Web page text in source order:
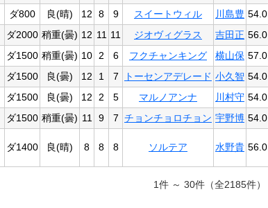
ダ800 良(晴) 12 8 9 スイートウィル 川島豊 54.0
ダ2000 稍重(曇) 12 11 11 ジオヴィグラス 吉田正 56.0
ダ1500 稍重(曇) 10 2 6 フクチャンキング 横山保 57.0
ダ1500 良(曇) 12 1 7 トーセンアデレード 小久智 54.0
ダ1500 良(曇) 12 2 5 マルノアンナ 川村守 54.0
ダ1500 稍重(曇) 11 9 7 チョンチョロチョン 宇野博 54.0
ダ1400 良(晴) 8 8 8 ソルテア 水野貴 56.0
1件 ～ 30件（全2185件）